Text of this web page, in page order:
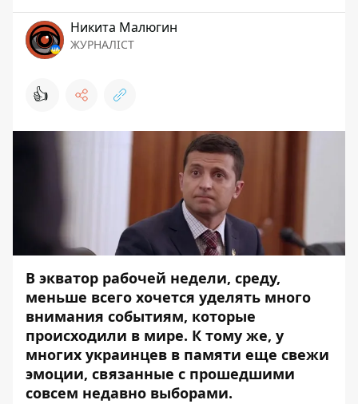
Никита Малюгин
ЖУРНАЛІСТ
👍
В экватор рабочей недели, среду,
меньше всего хочется уделять много
внимания событиям, которые
происходили в мире. К тому же, у
многих украинцев в памяти еще свежи
эмоции, связанные с прошедшими
совсем недавно выборами.